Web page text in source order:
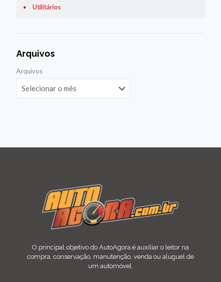
Utilitários
Arquivos
Arquivos
O principal objetivo do AutoAgora é auxiliar o leitor na
compra, conservação, manutenção, venda ou aluguel de
um automóvel.